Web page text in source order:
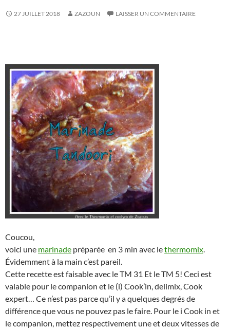
27 JUILLET 2018 ZAZOUN LAISSER UN COMMENTAIRE
Coucou,
voici une marinade préparée en 3 min avec lethermomix.
Évidemment à la main c’est pareil.
Cette recette est faisable avec le TM 31 Et le TM 5! Ceci est
valable pour le companion et le (i) Cook’in, delimix, Cook
expert… Ce n’est pas parce qu’il y a quelques degrés de
différence que vous ne pouvez pas le faire. Pour le i Cook in et
le companion, mettez respectivement une et deux vitesses de